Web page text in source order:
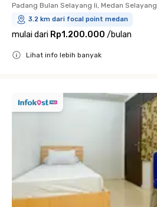
Padang Bulan Selayang Ii, Medan Selayang
3.2 km dari focal point medan
mulai dari Rp1.200.000 /bulan
Lihat info lebih banyak